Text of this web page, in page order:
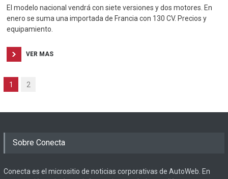
El modelo nacional vendrá con siete versiones y dos motores. En
enero se suma una importada de Francia con 130 CV. Precios y
equipamiento.
VER MAS
1 2
Sobre Conecta
Conecta es el micrositio de noticias corporativas de AutoWeb. En